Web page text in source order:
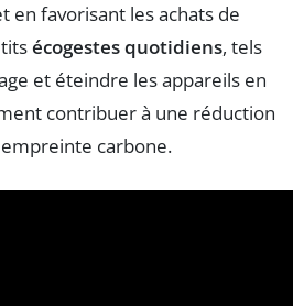
en favorisant les achats de
écogestes quotidiens, tels
et éteindre les appareils en
contribuer à une réduction
carbone.